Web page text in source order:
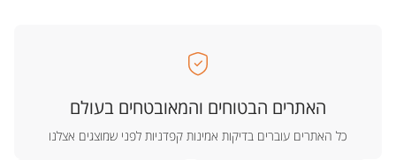
האתרים הבטוחים והמאובטחים בעולם
כל האתרים עוברים בדיקות אמינות קפדניות לפני שמוצגים אצלנו